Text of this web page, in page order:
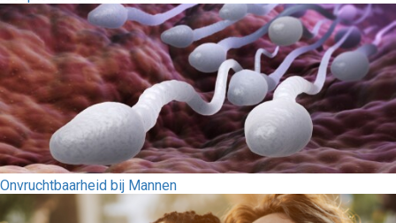
Onvruchtbaarheid bij Mannen